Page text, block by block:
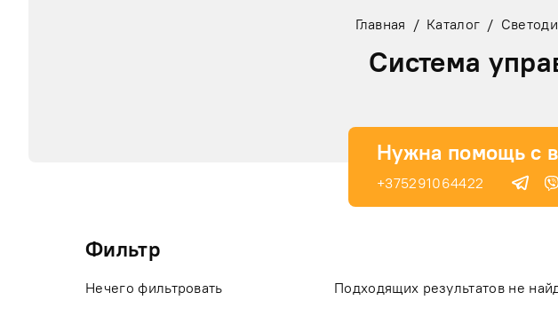
Главная / Каталог /
Система
Нужна помощь с
+375291064422
Фильтр
Нечего фильтровать Подходящих результатов не